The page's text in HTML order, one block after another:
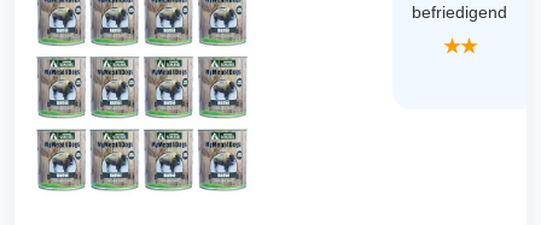
befriedigend
★★